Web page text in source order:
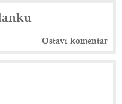
Ostavi komentar